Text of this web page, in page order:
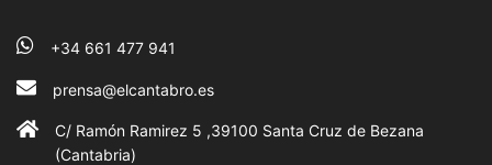
+34 661 477 941
prensa@elcantabro.es
C/ Ramón Ramirez 5 ,39100 Santa Cruz de Bezana
(Cantabria)